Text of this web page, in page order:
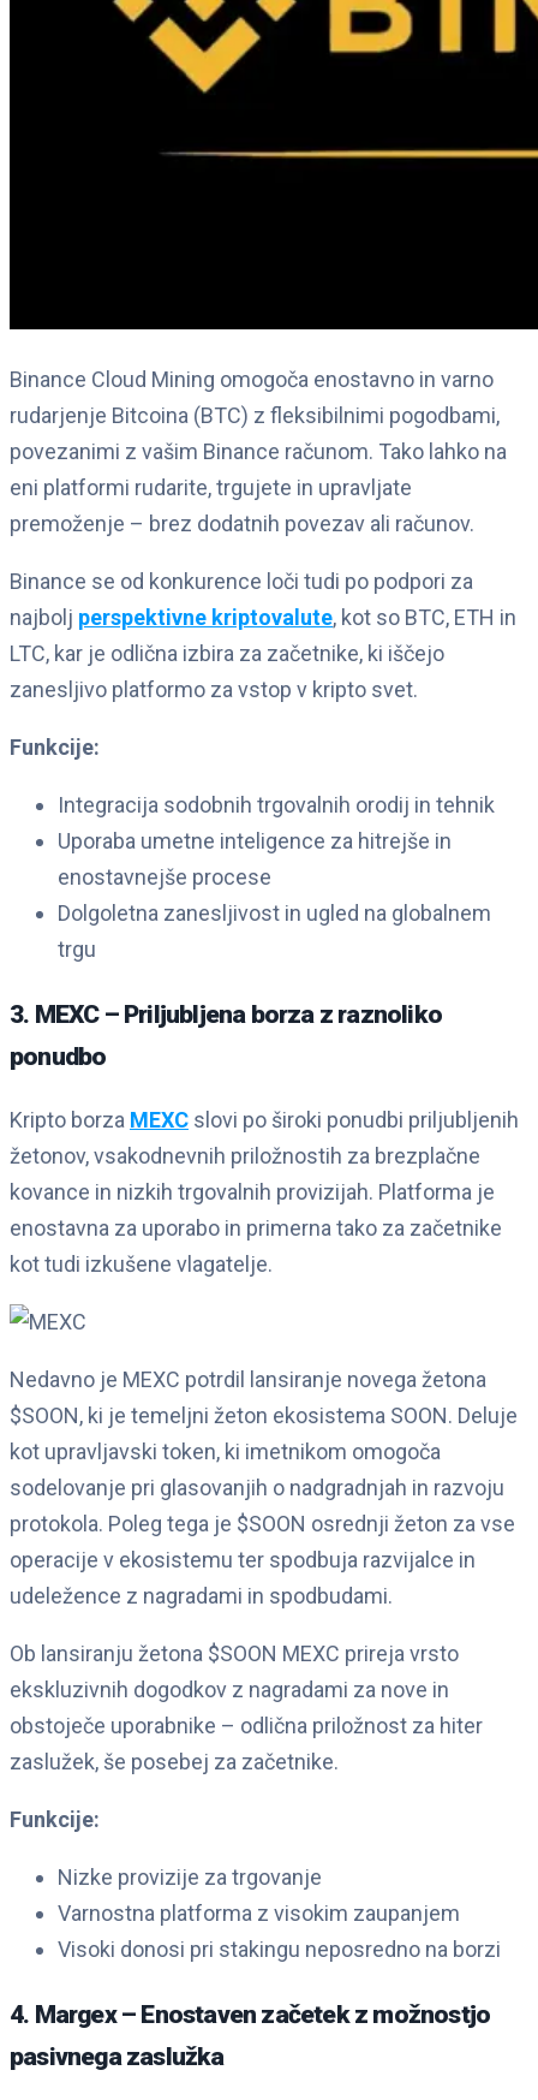
Binance Cloud Mining omogoča enostavno in varno
rudarjenje Bitcoina (BTC) z fleksibilnimi pogodbami,
povezanimi z vašim Binance računom. Tako lahko na
eni platformi rudarite, trgujete in upravljate
premoženje – brez dodatnih povezav ali računov.
Binance se od konkurence loči tudi po podpori za
najbolj perspektivne kriptovalute, kot so BTC, ETH in
LTC, kar je odlična izbira za začetnike, ki iščejo
zanesljivo platformo za vstop v kripto svet.
Funkcije:
Integracija sodobnih trgovalnih orodij in tehnik
Uporaba umetne inteligence za hitrejše in
enostavnejše procese
Dolgoletna zanesljivost in ugled na globalnem
trgu
3. MEXC – Priljubljena borza z raznoliko
ponudbo
Kripto borza MEXC slovi po široki ponudbi priljubljenih
žetonov, vsakodnevnih priložnostih za brezplačne
kovance in nizkih trgovalnih provizijah. Platforma je
enostavna za uporabo in primerna tako za začetnike
kot tudi izkušene vlagatelje.
Nedavno je MEXC potrdil lansiranje novega žetona
$SOON, ki je temeljni žeton ekosistema SOON. Deluje
kot upravljavski token, ki imetnikom omogoča
sodelovanje pri glasovanjih o nadgradnjah in razvoju
protokola. Poleg tega je $SOON osrednji žeton za vse
operacije v ekosistemu ter spodbuja razvijalce in
udeležence z nagradami in spodbudami.
Ob lansiranju žetona $SOON MEXC prireja vrsto
ekskluzivnih dogodkov z nagradami za nove in
obstoječe uporabnike – odlična priložnost za hiter
zaslužek, še posebej za začetnike.
Funkcije:
Nizke provizije za trgovanje
Varnostna platforma z visokim zaupanjem
Visoki donosi pri stakingu neposredno na borzi
4. Margex – Enostaven začetek z možnostjo
pasivnega zaslužka